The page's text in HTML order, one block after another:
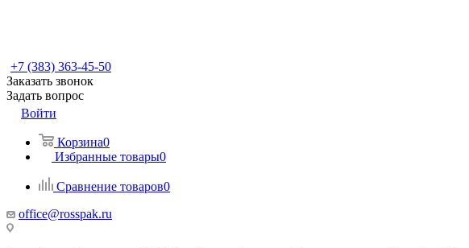
+7 (383) 363-45-50
Заказать звонок
Задать вопрос
Войти
Корзина0
Избранные товары0
Сравнение товаров0
office@rosspak.ru